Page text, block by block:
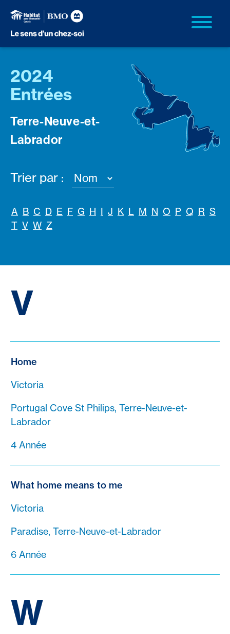
2024
Entrées
Terre-Neuve-et-
Labrador
Trier par :
A B C D E F G H I J K L M N O P Q R S
T V W Z
V
Home
Victoria
Portugal Cove St Philips, Terre-Neuve-et-
Labrador
4 Année
What home means to me
Victoria
Paradise, Terre-Neuve-et-Labrador
6 Année
W